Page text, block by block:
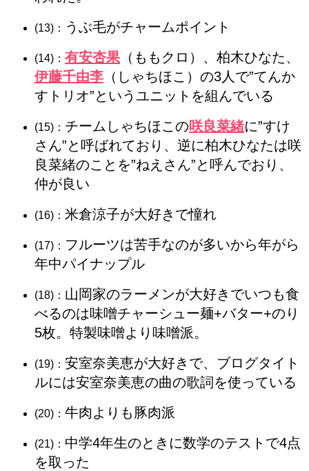
(13)： うぶ毛がチャームポイント
(14)： 有安杏果 （ももクロ）、柏木ひなた、
伊藤千由李 （しゃちほこ）の3人で”てんか
すトリオ”というユニットを組んでいる
(15)： チームしゃちほこの咲良菜緒に”すけ
さん”と呼ばれており、逆に柏木ひなたは咲
良菜緒のことを”ねえさん”と呼んでおり、
仲が良い
(16)： 米倉涼子が大好きで憧れ
(17)： フルーツは苦手なのが多いから年がら
年中パイナップル
(18)： 山岡家のラーメンが大好きでいつも食
べるのは味噌チャーシュー麺+バター+のり
5枚。特製味噌より味噌派。
(19)： 安室奈美恵が大好きで、ブログタイト
ルには安室奈美恵の曲の歌詞を使っている
(20)： 牛肉よりも豚肉派
(21)： 中学4年生のときに数学のテストで4点
を取った